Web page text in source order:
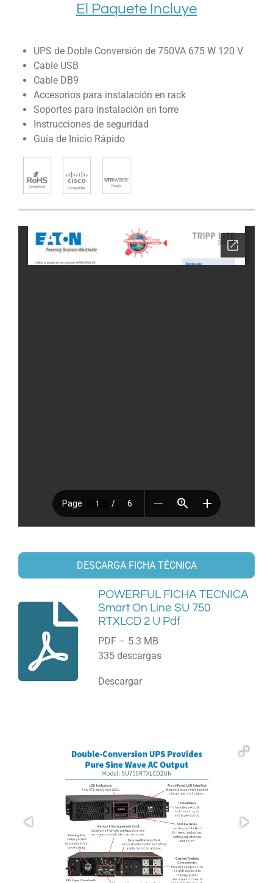
El Paquete Incluye
UPS de Doble Conversión de 750VA 675 W 120 V
Cable USB
Cable DB9
Accesorios para instalación en rack
Soportes para instalación en torre
Instrucciones de seguridad
Guía de Inicio Rápido
DESCARGA FICHA TÉCNICA
POWERFUL FICHA TECNICA
Smart On Line SU 750
RTXLCD 2 U Pdf
PDF – 5.3 MB
335 descargas
Descargar